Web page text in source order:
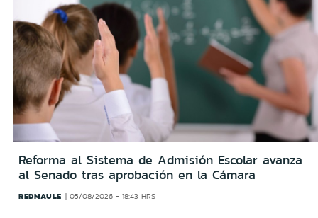
Reforma al Sistema de Admisión Escolar avanza
al Senado tras aprobación en la Cámara
REDMAULE 05/08/2026 - 18:43 HRS